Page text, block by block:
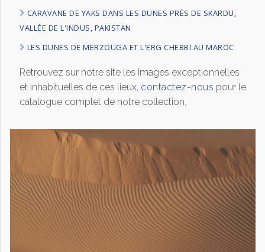
CARAVANE DE YAKS DANS LES DUNES PRÈS DE SKARDU,
VALLÉE DE L'INDUS, PAKISTAN
LES DUNES DE MERZOUGA ET L'ERG CHEBBI AU MAROC
Retrouvez sur notre site les images exceptionnelles
et inhabituelles de ces lieux, contactez-nous pour le
catalogue complet de notre collection.